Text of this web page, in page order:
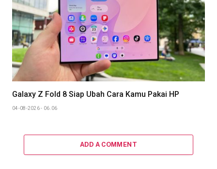
Galaxy Z Fold 8 Siap Ubah Cara Kamu Pakai HP
04-08-2026 - 06.06
ADD A COMMENT